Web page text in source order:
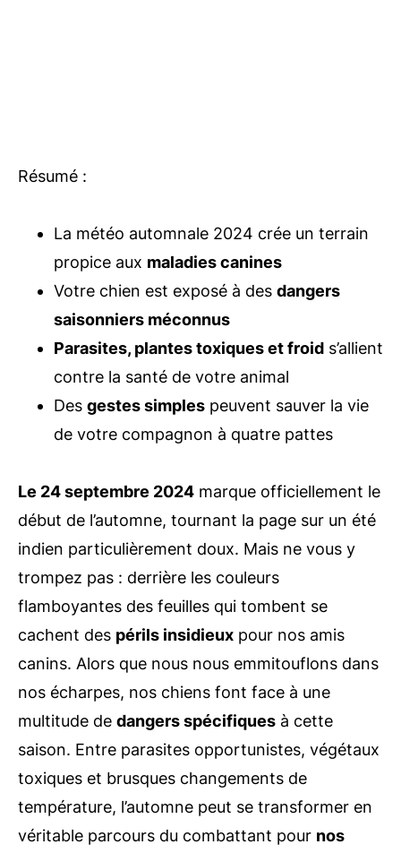
Résumé :
La météo automnale 2024 crée un terrain
propice aux maladies canines
Votre chien est exposé à des dangers
saisonniers méconnus
Parasites, plantes toxiques et froid s’allient
contre la santé de votre animal
Des gestes simples peuvent sauver la vie
de votre compagnon à quatre pattes
Le 24 septembre 2024 marque officiellement le
début de l’automne, tournant la page sur un été
indien particulièrement doux. Mais ne vous y
trompez pas : derrière les couleurs
flamboyantes des feuilles qui tombent se
cachent des périls insidieux pour nos amis
canins. Alors que nous nous emmitouflons dans
nos écharpes, nos chiens font face à une
multitude de dangers spécifiques à cette
saison. Entre parasites opportunistes, végétaux
toxiques et brusques changements de
température, l’automne peut se transformer en
véritable parcours du combattant pour nos